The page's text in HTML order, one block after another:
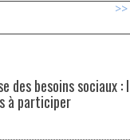
des besoins sociaux
à participer